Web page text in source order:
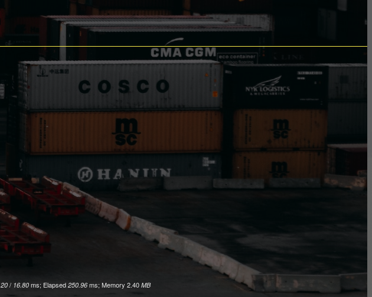
20 / 16.80 ms; Elapsed 250.96ms; Memory 2.40 MB